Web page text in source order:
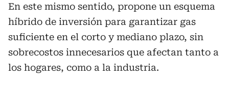
En este mismo sentido, propone un esquema
híbrido de inversión para garantizar gas
suficiente en el corto y mediano plazo, sin
sobrecostos innecesarios que afectan tanto a
los hogares, como a la industria.